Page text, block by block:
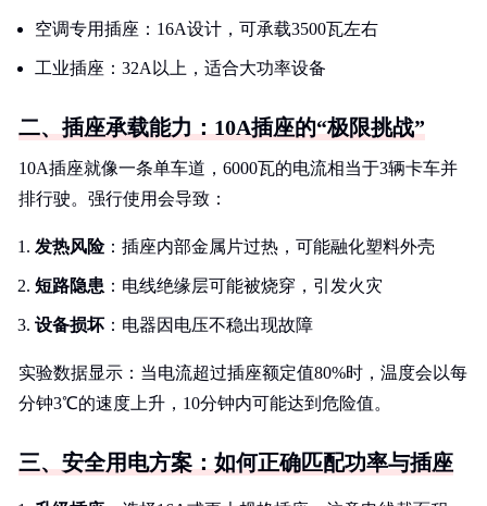
空调专用插座：16A设计，可承载3500瓦左右
工业插座：32A以上，适合大功率设备
二、插座承载能力：10A插座的“极限挑战”
10A插座就像一条单车道，6000瓦的电流相当于3辆卡车并
排行驶。强行使用会导致：
发热风险：插座内部金属片过热，可能融化塑料外壳
短路隐患 ：电线绝缘层可能被烧穿，引发火灾
设备损坏 ：电器因电压不稳出现故障
实验数据显示：当电流超过插座额定值80%时，温度会以每
分钟3℃的速度上升，10分钟内可能达到危险值。
三、安全用电方案：如何正确匹配功率与插座